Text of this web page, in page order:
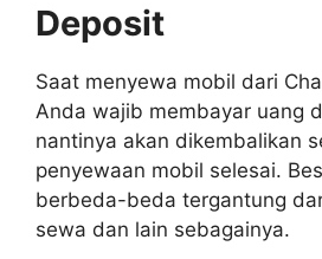
Deposit
Saat menyewa mobil dari
Anda wajib membayar uang
nantinya akan dikembalikan
penyewaan mobil selesai.
berbeda-beda tergantung
sewa dan lain sebagainya.